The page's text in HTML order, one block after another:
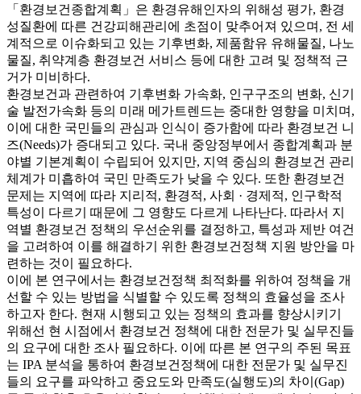
「환경보건종합계획」은 환경유해인자의 위해성 평가, 환경
성질환에 따른 건강피해관리에 초점이 맞추어져 있으며, 전 세
계적으로 이슈화되고 있는 기후변화, 제품함유 유해물질, 나노
물질, 취약계층 환경보건 서비스 등에 대한 고려 및 정책적 근
거가 미비하다.
환경보건과 관련하여 기후변화 가속화, 인구구조의 변화, 신기
술 발전가속화 등의 미래 메가트렌드는 중대한 영향을 미치며,
이에 대한 국민들의 관심과 인식이 증가함에 따라 환경보건 니
즈(Needs)가 증대되고 있다. 국내 중앙정부에서 종합계획과 분
야별 기본계획이 수립되어 있지만, 지역 중심의 환경보건 관리
체계가 미흡하여 국민 만족도가 낮을 수 있다. 또한 환경보건
문제는 지역에 따라 지리적, 환경적, 사회 · 경제적, 인구학적
특성이 다르기 때문에 그 영향도 다르게 나타난다. 따라서 지
역별 환경보건 정책의 우선순위를 결정하고, 특성과 제반 여건
을 고려하여 이를 해결하기 위한 환경보건정책 지원 방안을 마
련하는 것이 필요하다.
이에 본 연구에서는 환경보건정책 최적화를 위하여 정책을 개
선할 수 있는 방법을 식별할 수 있도록 정책의 효율성을 조사
하고자 한다. 현재 시행되고 있는 정책의 효과를 향상시키기
위해선 현 시점에서 환경보건 정책에 대한 전문가 및 실무진들
의 요구에 대한 조사 필요하다. 이에 따른 본 연구의 주된 목표
는 IPA 분석을 통하여 환경보건정책에 대한 전문가 및 실무진
들의 요구를 파악하고 중요도와 만족도(실행도)의 차이(Gap)